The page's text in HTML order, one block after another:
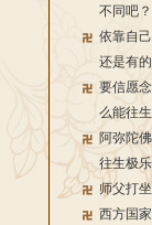
不同吧？
依靠自
还是有
要信愿
么能往
阿弥陀
往生极
师父打
西方国